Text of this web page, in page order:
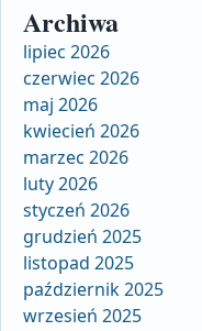
Archiwa
lipiec 2026
czerwiec 2026
maj 2026
kwiecień 2026
marzec 2026
luty 2026
styczeń 2026
grudzień 2025
listopad 2025
październik 2025
wrzesień 2025